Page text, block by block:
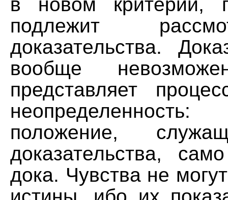
подлежит
доказательства.
вообще
представляет
положение,
доказательства,
дока. Чувства не